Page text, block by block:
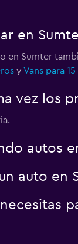
en
en Sumter
y Vans para
vez los
autos
auto en